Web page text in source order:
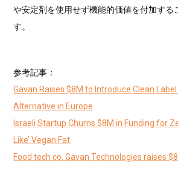
や安定剤を使用せず機能的価値を付加する
す。
参考記事：
Gavan Raises $8M to Introduce Clean
Alternative in Europe
Israeli Startup Churns $8M in Funding for
Like’ Vegan Fat
Food tech co. Gavan Technologies raises